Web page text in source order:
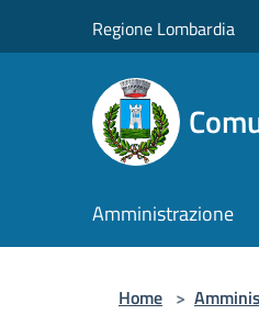
Regione Lombardia
Amministrazione
Home >